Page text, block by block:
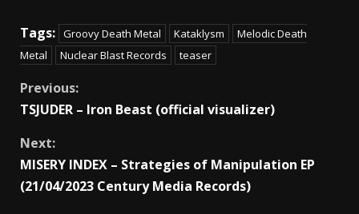
Tags: Groovy Death Metal Kataklysm
Melodic Death
Metal
Nuclear Blast Records teaser
Previous:
TSJUDER – Iron Beast (official visualizer)
Next:
MISERY INDEX – Strategies of Manipulation EP
(21/04/2023 Century Media Records)